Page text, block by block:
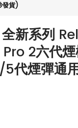
發貨)
新系列
2六代
代煙彈通